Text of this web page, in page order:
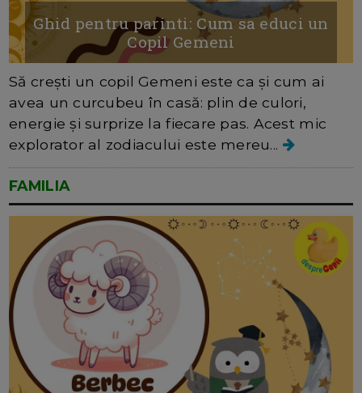
Ghid pentru parinti: Cum sa educi un
Copil Gemeni
Să crești un copil Gemeni este ca și cum ai
avea un curcubeu în casă: plin de culori,
energie și surprize la fiecare pas. Acest mic
explorator al zodiacului este mereu...
FAMILIA